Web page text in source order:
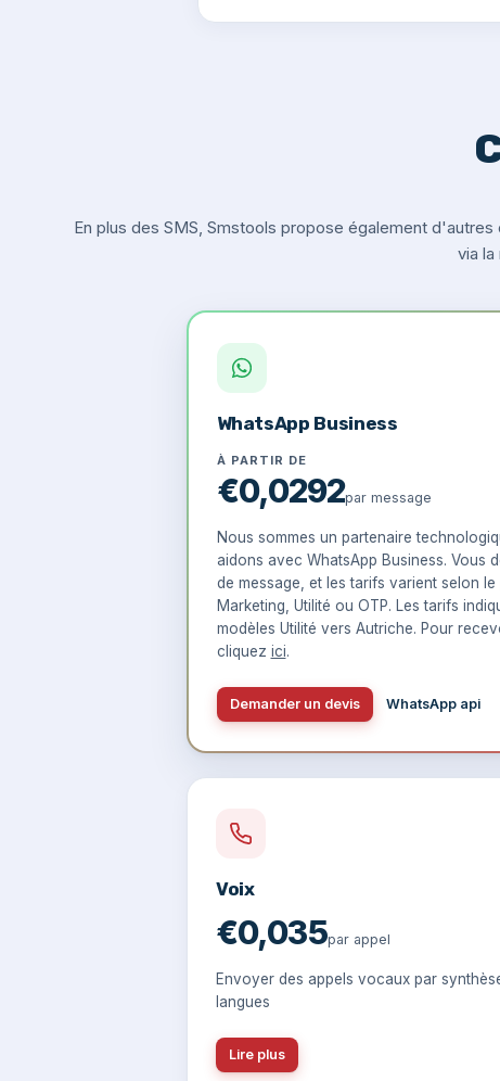
En plus des SMS, Smstools propose également
via
WhatsApp Business
À PARTIR DE
€0,0292par message
Nous sommes un partenaire
aidons avec WhatsApp Business. Vous
de message, et les tarifs varient selon
Marketing, Utilité ou OTP. Les tarifs
modèles Utilité vers Autriche. Pour
cliquez ici.
Demander un devis WhatsApp api
Voix
€0,035par appel
Envoyer des appels vocaux par
langues
Lire plus